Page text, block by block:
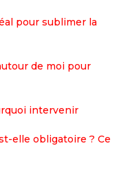
pour sublimer la
de moi pour
intervenir
elle obligatoire ? Ce